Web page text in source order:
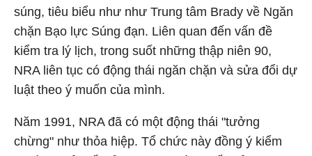
súng, tiêu biểu như như Trung tâm Brady về Ngăn
chặn Bạo lực Súng đạn. Liên quan đến vấn đề
kiểm tra lý lịch, trong suốt những thập niên 90,
NRA liên tục có động thái ngăn chặn và sửa đổi dự
luật theo ý muốn của mình.
Năm 1991, NRA đã có một động thái "tưởng
chừng" như thỏa hiệp. Tổ chức này đồng ý kiểm